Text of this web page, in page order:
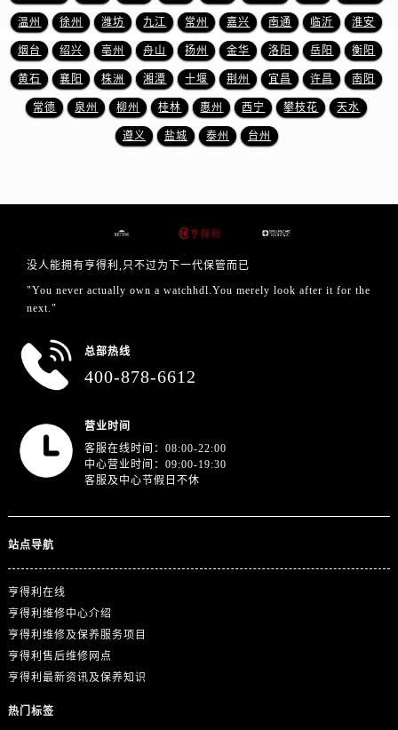
山东省莱芜市文化南路8号银座商城名表维修一楼名表维修售后服务中心（需提前预约）
山东省临沂市兰山区解放路售后服务中心（需提前预约）
山东省日照市东港区烟台路售后服务中心（需提前预约）
山东省泰安市泰山区财源街道泰山大街售后服务中心（需提前预约）
山东省威海市环翠区新威海路89号振华商厦一楼名表维修售后服务中心（需提前预约）
浙江省湖州市吴兴区劳动路售后服务中心（需提前预约）
温州 徐州 潍坊 九江 常州 嘉兴 南通 临沂 淮安
烟台 绍兴 亳州 舟山 扬州 金华 洛阳 岳阳 衡阳
黄石 襄阳 株洲 湘潭 十堰 荆州 宜昌 许昌 南阳
常德 泉州 柳州 桂林 惠州 西宁 攀枝花 天水
遵义 盐城 泰州 台州
没人能拥有亨得利,只不过为下一代保管而已
"You never actually own a watchhdl.You merely look after it for the
next."
总部热线
400-878-6612
营业时间
客服在线时间：08:00-22:00
中心营业时间：09:00-19:30
客服及中心节假日不休
站点导航
亨得利在线
亨得利维修中心介绍
亨得利维修及保养服务项目
亨得利售后维修网点
亨得利最新资讯及保养知识
热门标签